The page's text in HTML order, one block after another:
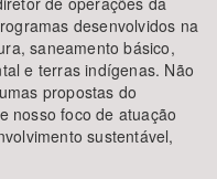
desenvolvidos na
saneamento básico,
e terras indígenas. Não
propostas do
nosso foco de atuação
sustentável,